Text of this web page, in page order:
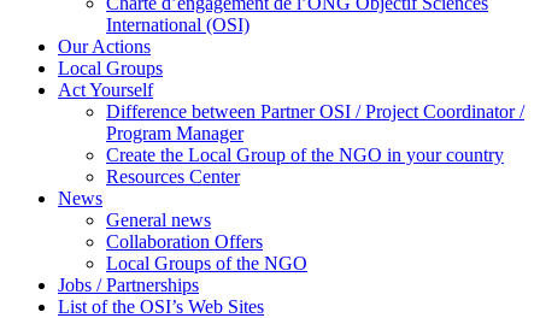
International (OSI)
Our Actions
Local Groups
Act Yourself
Difference between Partner OSI / Project Coordinator /
Program Manager
Create the Local Group of the NGO in your country
Resources Center
News
General news
Collaboration Offers
Local Groups of the NGO
Jobs / Partnerships
List of the OSI’s Web Sites